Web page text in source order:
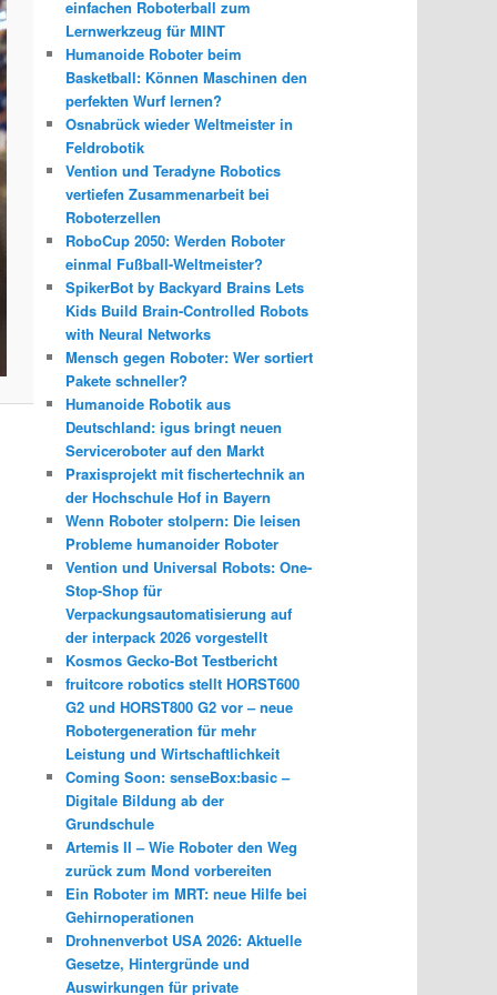
einfachen Roboterball zum
Lernwerkzeug für MINT
Humanoide Roboter beim
Basketball: Können Maschinen den
perfekten Wurf lernen?
Osnabrück wieder Weltmeister in
Feldrobotik
Vention und Teradyne Robotics
vertiefen Zusammenarbeit bei
Roboterzellen
RoboCup 2050: Werden Roboter
einmal Fußball-Weltmeister?
SpikerBot by Backyard Brains Lets
Kids Build Brain-Controlled Robots
with Neural Networks
Mensch gegen Roboter: Wer sortiert
Pakete schneller?
Humanoide Robotik aus
Deutschland: igus bringt neuen
Serviceroboter auf den Markt
Praxisprojekt mit fischertechnik an
der Hochschule Hof in Bayern
Wenn Roboter stolpern: Die leisen
Probleme humanoider Roboter
Vention und Universal Robots: One-
Stop-Shop für
Verpackungsautomatisierung auf
der interpack 2026 vorgestellt
Kosmos Gecko-Bot Testbericht
fruitcore robotics stellt HORST600
G2 und HORST800 G2 vor – neue
Robotergeneration für mehr
Leistung und Wirtschaftlichkeit
Coming Soon: senseBox:basic –
Digitale Bildung ab der
Grundschule
Artemis II – Wie Roboter den Weg
zurück zum Mond vorbereiten
Ein Roboter im MRT: neue Hilfe bei
Gehirnoperationen
Drohnenverbot USA 2026: Aktuelle
Gesetze, Hintergründe und
Auswirkungen für private